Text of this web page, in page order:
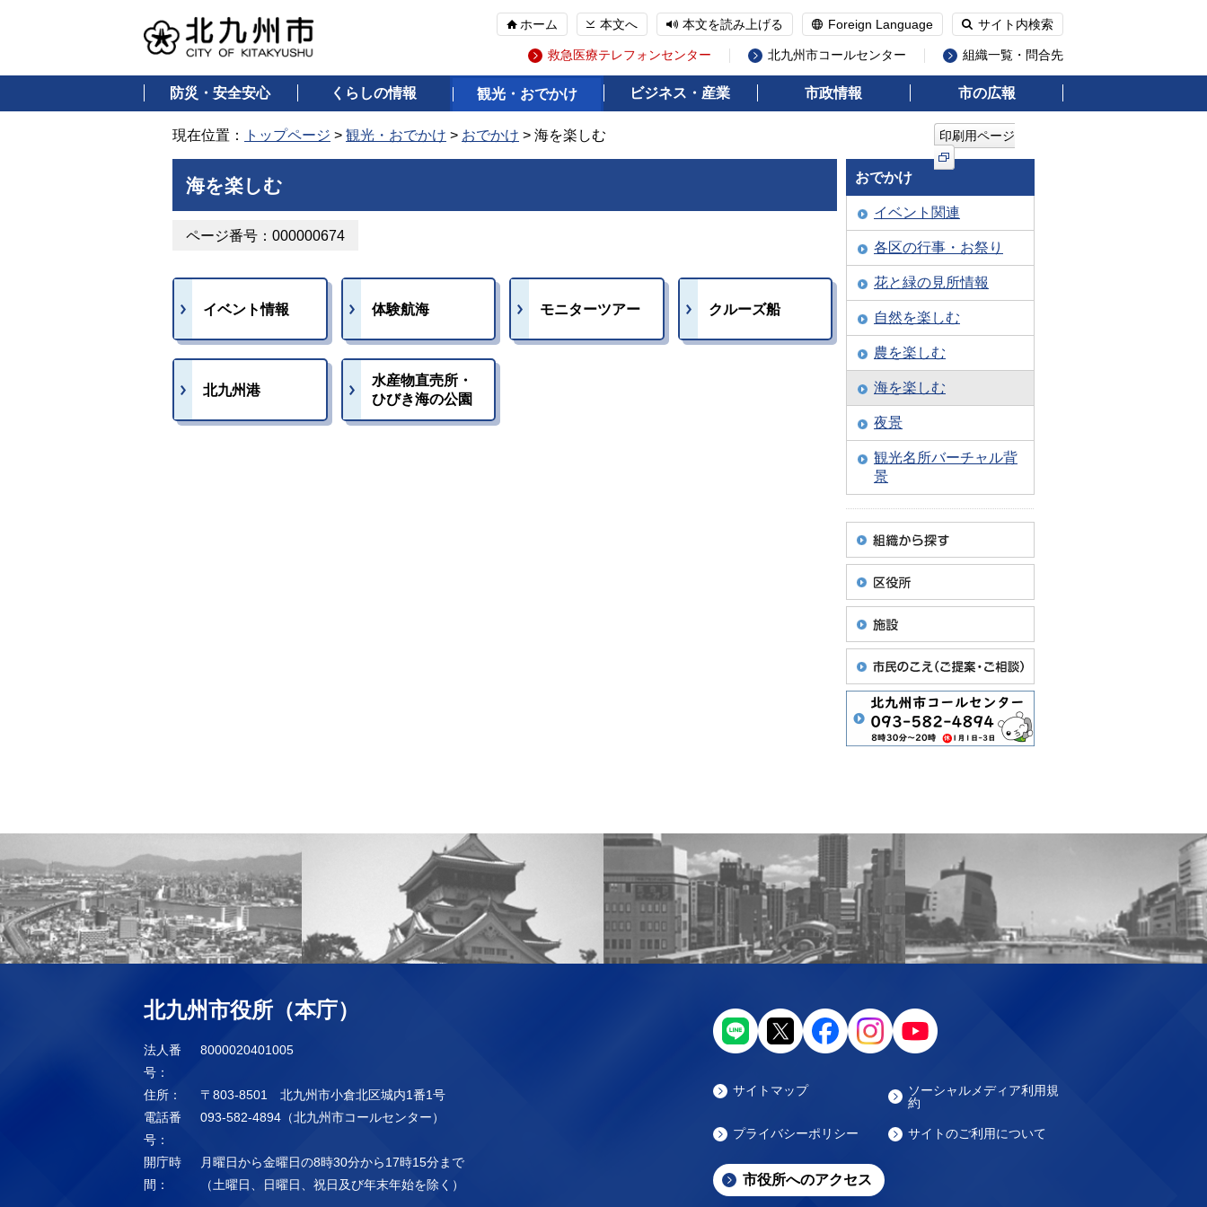
ホーム 本文へ 本文を読み上げる Foreign Language サイト内検索
救急医療テレフォンセンター 北九州市コールセンター 組織一覧・問合先
防災・安全安心 くらしの情報 観光・おでかけ ビジネス・産業 市政情報 市の広報
現在位置： トップページ > 観光・おでかけ > おでかけ > 海を楽しむ 印刷用ページ
海を楽しむ
ページ番号：000000674
イベント情報 体験航海 モニターツアー クルーズ船
北九州港
水産物直売所・
ひびき海の公園
おでかけ
イベント関連
各区の行事・お祭り
花と緑の見所情報
自然を楽しむ
農を楽しむ
海を楽しむ
夜景
観光名所バーチャル背
景
北九州市役所（本庁）
法人番
号：
8000020401005
住所：
〒803-8501 北九州市小倉北区城内1番1号
電話番
号：
093-582-4894（北九州市コールセンター）
開庁時
間：
月曜日から金曜日の8時30分から17時15分まで
（土曜日、日曜日、祝日及び年末年始を除く）
サイトマップ
ソーシャルメディア利用規
約
プライバシーポリシー サイトのご利用について
市役所へのアクセス